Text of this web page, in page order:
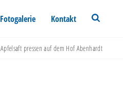
Fotogalerie Kontakt
Apfelsaft pressen auf dem Hof Abenhardt